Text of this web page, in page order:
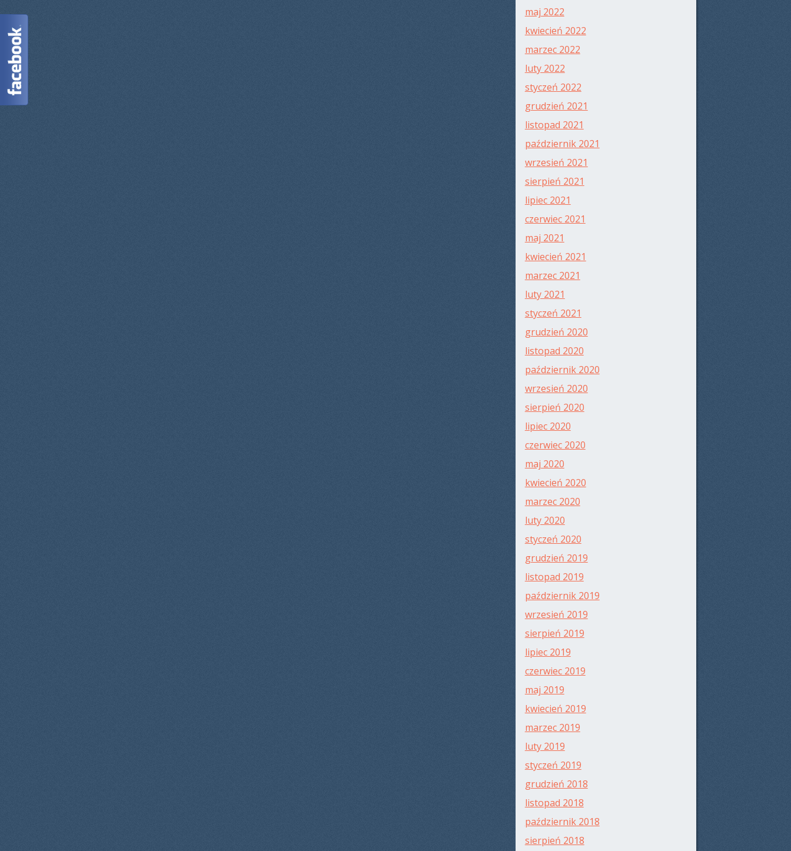
maj 2022
kwiecień 2022
marzec 2022
luty 2022
styczeń 2022
grudzień 2021
listopad 2021
październik 2021
wrzesień 2021
sierpień 2021
lipiec 2021
czerwiec 2021
maj 2021
kwiecień 2021
marzec 2021
luty 2021
styczeń 2021
grudzień 2020
listopad 2020
październik 2020
wrzesień 2020
sierpień 2020
lipiec 2020
czerwiec 2020
maj 2020
kwiecień 2020
marzec 2020
luty 2020
styczeń 2020
grudzień 2019
listopad 2019
październik 2019
wrzesień 2019
sierpień 2019
lipiec 2019
czerwiec 2019
maj 2019
kwiecień 2019
marzec 2019
luty 2019
styczeń 2019
grudzień 2018
listopad 2018
październik 2018
sierpień 2018